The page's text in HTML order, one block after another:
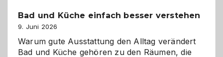
Bad und Küche einfach besser verstehen
9. Juni 2026
Warum gute Ausstattung den Alltag verändert
Bad und Küche gehören zu den Räumen, die